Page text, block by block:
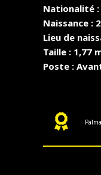
Nationalité :
Naissance :
Lieu de
Taille : 1,77
Poste :